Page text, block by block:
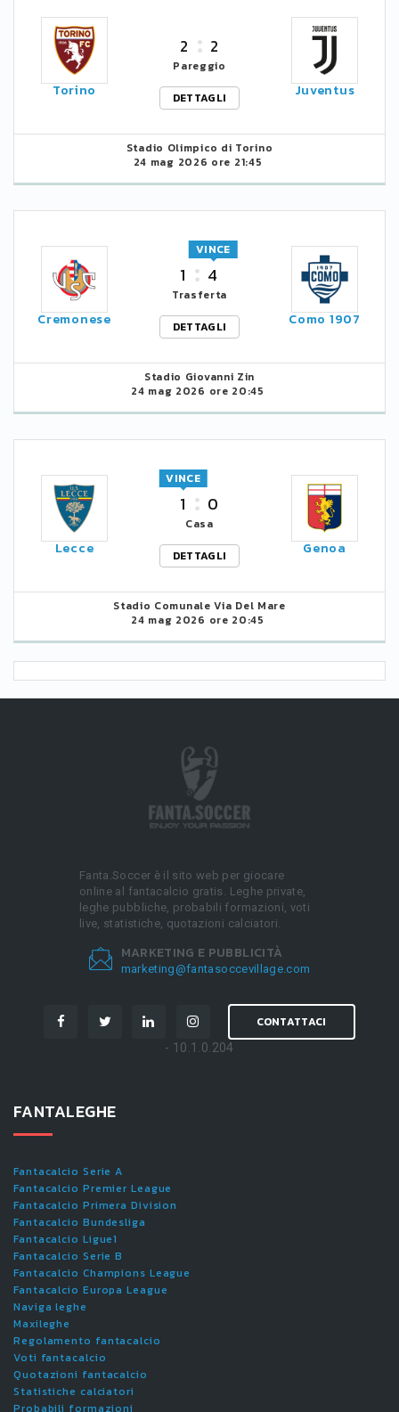
Torino
2 2
Pareggio
DETTAGLI
Juventus
Stadio Olimpico di Torino
24 mag 2026 ore 21:45
Cremonese
1 4
VINCE
Trasferta
DETTAGLI
Como 1907
Stadio Giovanni Zin
24 mag 2026 ore 20:45
Lecce
1
VINCE
0
Casa
DETTAGLI
Genoa
Stadio Comunale Via Del Mare
24 mag 2026 ore 20:45
Fanta.Soccer è il sito web per giocare
online al fantacalcio gratis. Leghe private,
leghe pubbliche, probabili formazioni, voti
live, statistiche, quotazioni calciatori.
MARKETING E PUBBLICITÀ
marketing@fantasoccevillage.com
CONTATTACI
- 10.1.0.204
FANTALEGHE
Fantacalcio Serie A
Fantacalcio Premier League
Fantacalcio Primera Division
Fantacalcio Bundesliga
Fantacalcio Ligue1
Fantacalcio Serie B
Fantacalcio Champions League
Fantacalcio Europa League
Naviga leghe
Maxileghe
Regolamento fantacalcio
Voti fantacalcio
Quotazioni fantacalcio
Statistiche calciatori
Probabili formazioni